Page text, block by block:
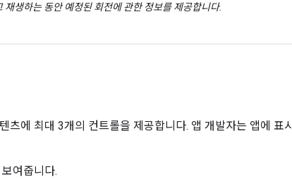
생하는 동안 예정된 회전에 관한 정보를 제공합니다.
에 최대 3개의 컨트롤을 제공합니다. 앱 개발자는 앱에 표시
여줍니다.